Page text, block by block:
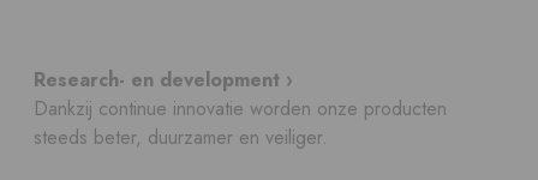
Research- en development ›
Dankzij continue innovatie worden onze producten
steeds beter, duurzamer en veiliger.